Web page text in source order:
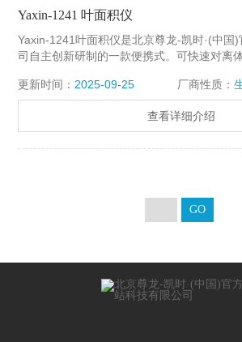
Yaxin-1241 叶面积仪
Yaxin-1241叶面积仪是北京尊龙-凯时·(中国)官
司自主创新研制的一款便携式。可快速对离
有结构简单、测量速度快，精度高，易使用
适用于植物生理生态学教学和研究，农作物
树、蔬菜的栽培和育种研究。适合大专院校
更新时间： 2025-09-25 厂商性质：
查看详细介绍